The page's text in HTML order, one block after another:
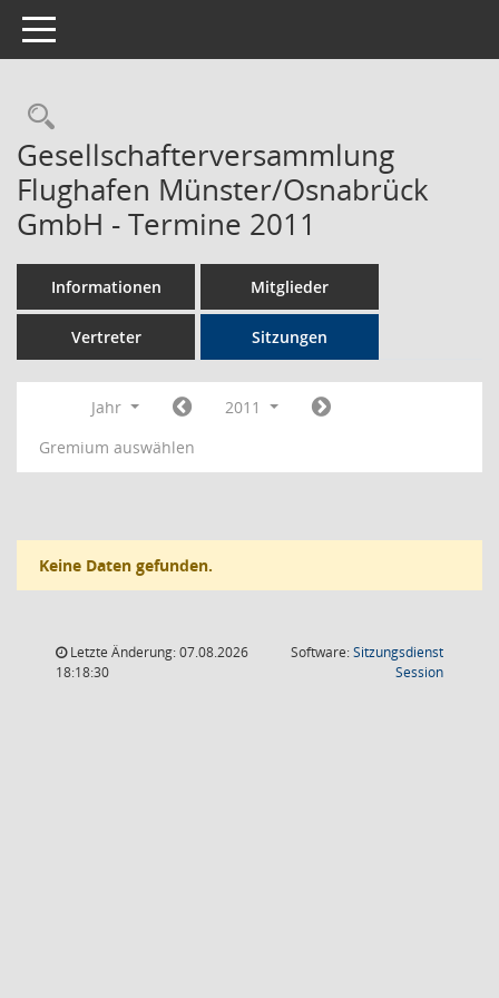
Toggle navigation
Rechercheauswahl
Gesellschafterversammlung
Flughafen Münster/Osnabrück
GmbH - Termine 2011
Informationen Mitglieder
Vertreter Sitzungen
Jahr
2011
Gremium auswählen
Keine Daten gefunden.
Letzte Änderung: 07.08.2026
18:18:30
Software:Sitzungsdienst
Session(Wird in